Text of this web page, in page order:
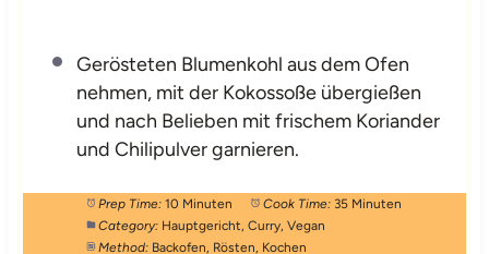
Gerösteten Blumenkohl aus dem Ofen
nehmen, mit der Kokossoße übergießen
und nach Belieben mit frischem Koriander
und Chilipulver garnieren.
Prep Time: 10 Minuten Cook Time: 35 Minuten
Category: Hauptgericht, Curry, Vegan
Method: Backofen, Rösten, Kochen